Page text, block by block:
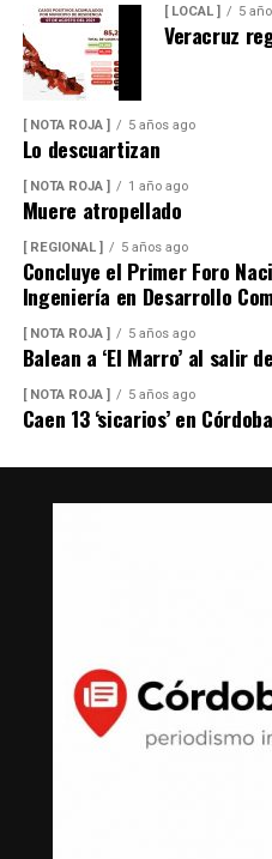
[ LOCAL ] 5
Veracruz
[ NOTA ROJA ] 5 años ago
Lo descuartizan
[ NOTA ROJA ] 1 año ago
Muere atropellado
[ REGIONAL ] 5 años ago
Concluye el Primer Foro
Ingeniería en Desarrollo
[ NOTA ROJA ] 5 años ago
Balean a ‘El Marro’ al salir
[ NOTA ROJA ] 5 años ago
Caen 13 ‘sicarios’ en Córdoba